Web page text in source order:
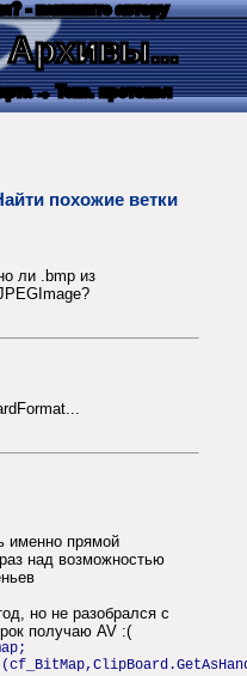
- напишите автору
→ Текс. протокол
похожие ветки
ли .bmp из
именно прямой
над возможностью
но не разобрался с
получаю AV :(